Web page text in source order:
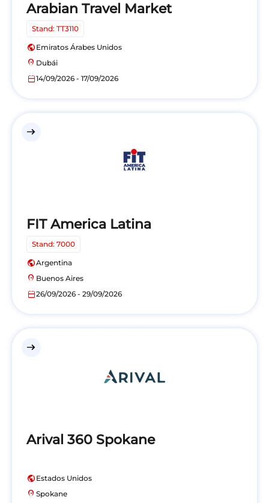
Arabian Travel Market
Stand: TT3110
public Emiratos Árabes Unidos
location_on Dubái
calendar_today14/09/2026 - 17/09/2026
east
FIT America Latina
Stand: 7000
publicArgentina
location_on Buenos Aires
calendar_today26/09/2026 - 29/09/2026
east
Arival 360 Spokane
public Estados Unidos
location_on Spokane